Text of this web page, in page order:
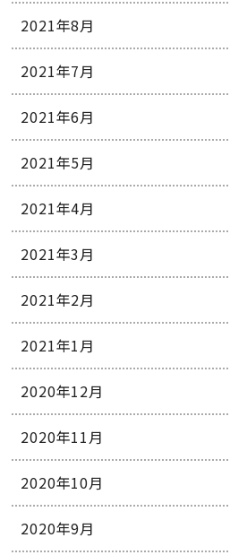
2021年8月
2021年7月
2021年6月
2021年5月
2021年4月
2021年3月
2021年2月
2021年1月
2020年12月
2020年11月
2020年10月
2020年9月